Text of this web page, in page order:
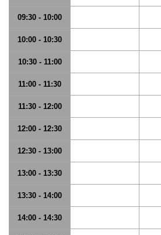
09:30 - 10:00
10:00 - 10:30
10:30 - 11:00
11:00 - 11:30
11:30 - 12:00
12:00 - 12:30
12:30 - 13:00
13:00 - 13:30
13:30 - 14:00
14:00 - 14:30